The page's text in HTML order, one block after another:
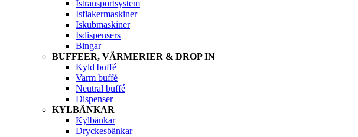
Istransportsystem
Isflakermaskiner
Iskubmaskiner
Isdispensers
Bingar
BUFFEER, VÄRMERIER & DROP IN
Kyld buffé
Varm buffé
Neutral buffé
Dispenser
KYLBÄNKAR
Kylbänkar
Dryckesbänkar